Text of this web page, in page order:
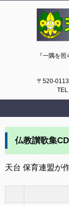
『一隅を
〒520-
仏教讃歌集
天台 保育連盟が